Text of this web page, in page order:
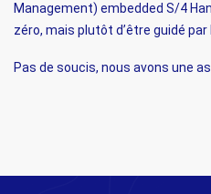
Management) embedded S/4
zéro, mais plutôt d’être guidé
Pas de soucis, nous avons une